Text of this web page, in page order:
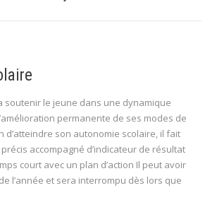
:
soutenir le jeune dans une dynamique
permanente de ses modes de
d’atteindre son autonomie scolaire, il fait
accompagné d’indicateur de résultat
court avec un plan d’action Il peut avoir
l’année et sera interrompu dès lors que